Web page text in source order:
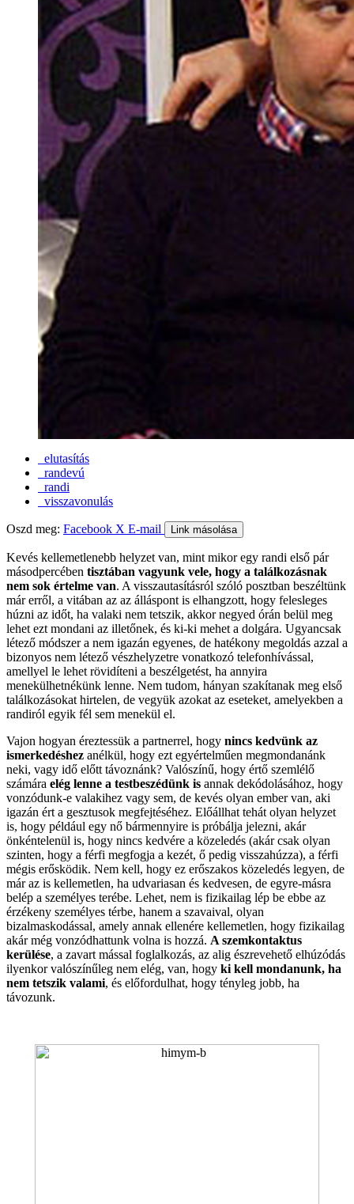
elutasítás
randevú
randi
visszavonulás
Oszd meg: Facebook X E-mail Link másolása
Kevés kellemetlenebb helyzet van, mint mikor egy randi első pár
másodpercében tisztában vagyunk vele, hogy a találkozásnak
nem sok értelme van. A visszautasításról szóló posztban beszéltünk
már erről, a vitában az az álláspont is elhangzott, hogy felesleges
húzni az időt, ha valaki nem tetszik, akkor negyed órán belül meg
lehet ezt mondani az illetőnek, és ki-ki mehet a dolgára. Ugyancsak
létező módszer a nem igazán egyenes, de hatékony megoldás azzal a
bizonyos nem létező vészhelyzetre vonatkozó telefonhívással,
amellyel le lehet rövidíteni a beszélgetést, ha annyira
menekülhetnékünk lenne. Nem tudom, hányan szakítanak meg első
találkozásokat hirtelen, de vegyük azokat az eseteket, amelyekben a
randiról egyik fél sem menekül el.
Vajon hogyan éreztessük a partnerrel, hogy nincs kedvünk az
ismerkedéshez anélkül, hogy ezt egyértelműen megmondanánk
neki, vagy idő előtt távoznánk? Valószínű, hogy értő szemlélő
számára elég lenne a testbeszédünk is annak dekódolásához, hogy
vonzódunk-e valakihez vagy sem, de kevés olyan ember van, aki
igazán ért a gesztusok megfejtéséhez. Előállhat tehát olyan helyzet
is, hogy például egy nő bármennyire is próbálja jelezni, akár
önkéntelenül is, hogy nincs kedvére a közeledés (akár csak olyan
szinten, hogy a férfi megfogja a kezét, ő pedig visszahúzza), a férfi
mégis erősködik. Nem kell, hogy ez erőszakos közeledés legyen, de
már az is kellemetlen, ha udvariasan és kedvesen, de egyre-másra
belép a személyes terébe. Lehet, nem is fizikailag lép be ebbe az
érzékeny személyes térbe, hanem a szavaival, olyan
bizalmaskodással, amely annak ellenére kellemetlen, hogy fizikailag
akár még vonzódhattunk volna is hozzá. A szemkontaktus
kerülése, a zavart mással foglalkozás, az alig észrevehető elhúzódás
ilyenkor valószínűleg nem elég, van, hogy ki kell mondanunk, ha
nem tetszik valami, és előfordulhat, hogy tényleg jobb, ha
távozunk.